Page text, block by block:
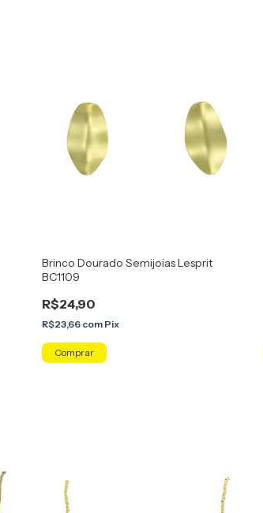
Brinco Dourado Semijoias Lesprit
BC1109
R$24,90
R$23,66 com Pix